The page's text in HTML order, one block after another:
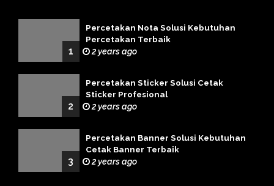
1
Percetakan Nota Solusi Kebutuhan
Percetakan Terbaik
2 years ago
2
Percetakan Sticker Solusi Cetak
Sticker Profesional
2 years ago
3
Percetakan Banner Solusi Kebutuhan
Cetak Banner Terbaik
2 years ago